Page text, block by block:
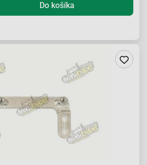
Do košíka